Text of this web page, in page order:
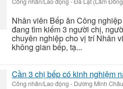
Nhân viên Bếp ăn Công
đang tìm kiếm 3 người chị,
chuyên nghiệp cho vị trí Nhân
không gian bếp, tạ...
Cần 3 chị bếp có kinh nghiệm
Công nhân/Lao động - Dương Minh